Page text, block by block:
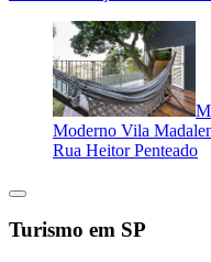
Moderno Vila
Rua Heitor Penteado
Turismo em SP